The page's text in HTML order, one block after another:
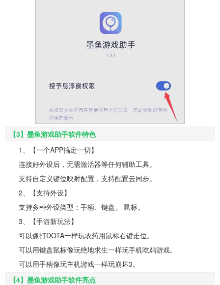
【3】墨鱼游戏助手软件特色
1、【一个APP搞定一切】
连接好外设后，无需激活器等任何辅助工具。
支持自定义键位映射配置，支持配置云同步。
2、【支持外设】
支持多种外设类型：手柄、键盘、 鼠标。
3、【手游新玩法】
可以像打DOTA一样玩农药用鼠标右键走位。
可以用键盘鼠标像玩绝地求生一样玩手机吃鸡游戏。
可以用手柄像玩主机游戏一样玩崩坏3。
【4】墨鱼游戏助手软件亮点